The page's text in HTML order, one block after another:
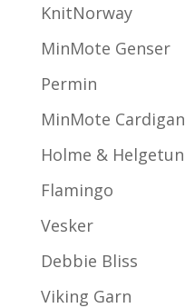
KnitNorway
MinMote Genser
Permin
MinMote Cardigan
Holme & Helgetun
Flamingo
Vesker
Debbie Bliss
Viking Garn